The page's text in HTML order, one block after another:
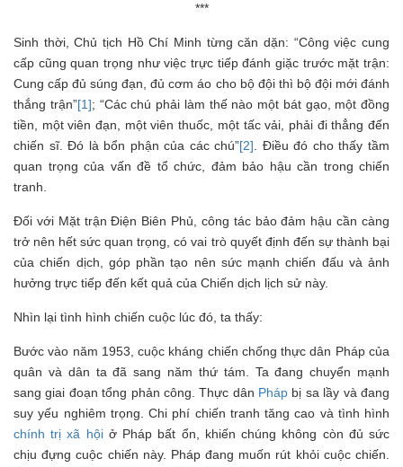
***
Sinh thời, Chủ tịch Hồ Chí Minh từng căn dặn: “Công việc cung
cấp cũng quan trọng như việc trực tiếp đánh giặc trước mặt trận:
Cung cấp đủ súng đạn, đủ cơm áo cho bộ đội thì bộ đội mới đánh
thắng trận”[1]; “Các chú phải làm thế nào một bát gạo, một đồng
tiền, một viên đạn, một viên thuốc, một tấc vải, phải đi thẳng đến
chiến sĩ. Đó là bổn phận của các chú”[2]. Điều đó cho thấy tầm
quan trọng của vấn đề tổ chức, đảm bảo hậu cần trong chiến
tranh.
Đối với Mặt trận Điện Biên Phủ, công tác bảo đảm hậu cần càng
trở nên hết sức quan trọng, có vai trò quyết định đến sự thành bại
của chiến dịch, góp phần tạo nên sức mạnh chiến đấu và ảnh
hưởng trực tiếp đến kết quả của Chiến dịch lịch sử này.
Nhìn lại tình hình chiến cuộc lúc đó, ta thấy:
Bước vào năm 1953, cuộc kháng chiến chống thực dân Pháp của
quân và dân ta đã sang năm thứ tám. Ta đang chuyển mạnh
sang giai đoạn tổng phản công. Thực dân Pháp bị sa lầy và đang
suy yếu nghiêm trọng. Chi phí chiến tranh tăng cao và tình hình
chính trị xã hộiở Pháp bất ổn, khiến chúng không còn đủ sức
chịu đựng cuộc chiến này. Pháp đang muốn rút khỏi cuộc chiến.